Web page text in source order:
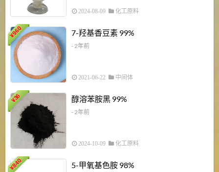
2024-08-09 化工原料
¥
960 7-羟基香豆素 99%
- 2年前
2021-06-22 中间体
¥
36 醇溶苯胺黑 99%
- 2年前
2024-10-09 化工原料
¥
840 5-甲氧基色胺 98%